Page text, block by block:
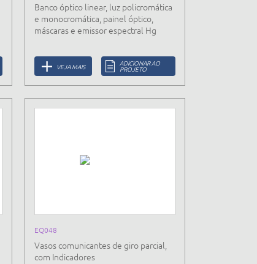
Banco óptico linear, luz policromática
e monocromática, painel óptico,
máscaras e emissor espectral Hg
VEJA MAIS ADICIONAR AO
PROJETO
EQ048
Vasos comunicantes de giro parcial,
com Indicadores